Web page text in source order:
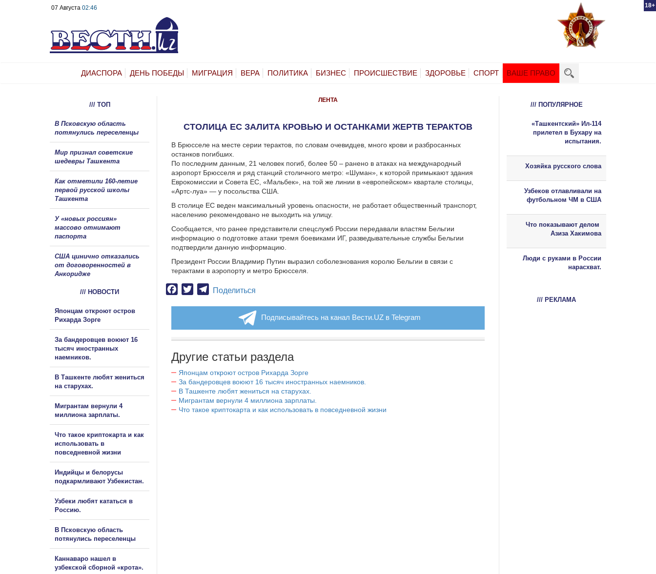
18+
07 Августа 02:46
ДИАСПОРА ДЕНЬ ПОБЕДЫ МИГРАЦИЯ ВЕРА ПОЛИТИКА БИЗНЕС ПРОИСШЕСТВИЕ ЗДОРОВЬЕ СПОРТ ВАШЕ ПРАВО
ЛЕНТА
СТОЛИЦА ЕС ЗАЛИТА КРОВЬЮ И ОСТАНКАМИ ЖЕРТВ ТЕРАКТОВ
В Брюсселе на месте серии терактов, по словам очевидцев, много крови и разбросанных
останков погибших.
По последним данным, 21 человек погиб, более 50 – ранено в атаках на международный
аэропорт Брюсселя и ряд станций столичного метро: «Шуман», к которой примыкают здания
Еврокомиссии и Совета ЕС, «Мальбек», на той же линии в «европейском» квартале столицы,
«Артс-луа» — у посольства США.
В столице ЕС веден максимальный уровень опасности, не работает общественный транспорт,
населению рекомендовано не выходить на улицу.
Сообщается, что ранее представители спецслужб России передавали властям Бельгии
информацию о подготовке атаки тремя боевиками ИГ, разведывательные службы Бельгии
подтвердили данную информацию.
Президент России Владимир Путин выразил соболезнования королю Бельгии в связи с
терактами в аэропорту и метро Брюсселя.
Facebook
TwitterTelegram
Поделиться
Подписывайтесь на канал Вести.UZ в Telegram
Другие статьи раздела
Японцам откроют остров Рихарда Зорге
За бандеровцев воюют 16 тысяч иностранных наемников.
В Ташкенте любят жениться на старухах.
Мигрантам вернули 4 миллиона зарплаты.
Что такое криптокарта и как использовать в повседневной жизни
/// ТОП
В Псковскую область
потянулись переселенцы
Мир признал советские
шедевры Ташкента
Как отметили 160-летие
первой русской школы
Ташкента
У «новых россиян»
массово отнимают
паспорта
США цинично отказались
от договоренностей в
Анкоридже
/// НОВОСТИ
Японцам откроют остров
Рихарда Зорге
За бандеровцев воюют 16
тысяч иностранных
наемников.
В Ташкенте любят жениться
на старухах.
Мигрантам вернули 4
миллиона зарплаты.
Что такое криптокарта и как
использовать в
повседневной жизни
Индийцы и белорусы
подкармливают Узбекистан.
Узбеки любят кататься в
Россию.
В Псковскую область
потянулись переселенцы
Каннаваро нашел в
узбекской сборной «крота».
/// ПОПУЛЯРНОЕ
«Ташкентский» Ил-114
прилетел в Бухару на
испытания.
Хозяйка русского слова
Узбеков отлавливали на
футбольном ЧМ в США
Что показывают делом
Азиза Хакимова
Люди с руками в России
нарасхват.
/// РЕКЛАМА